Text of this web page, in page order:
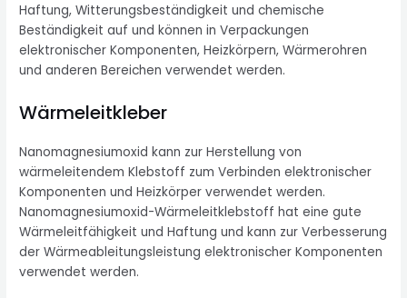
Haftung, Witterungsbeständigkeit und chemische
Beständigkeit auf und können in Verpackungen
elektronischer Komponenten, Heizkörpern, Wärmerohren
und anderen Bereichen verwendet werden.
Wärmeleitkleber
Nanomagnesiumoxid kann zur Herstellung von
wärmeleitendem Klebstoff zum Verbinden elektronischer
Komponenten und Heizkörper verwendet werden.
Nanomagnesiumoxid-Wärmeleitklebstoff hat eine gute
Wärmeleitfähigkeit und Haftung und kann zur Verbesserung
der Wärmeableitungsleistung elektronischer Komponenten
verwendet werden.